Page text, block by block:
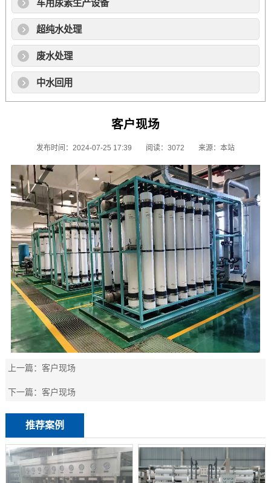
车用尿素生产设备
超纯水处理
废水处理
中水回用
客户现场
发布时间：2024-07-25 17:39 阅读：3072 来源：本站
上一篇：客户现场
下一篇：客户现场
推荐案例